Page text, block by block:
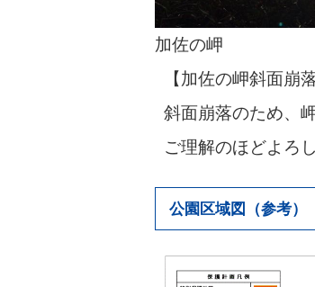
加佐の岬
【加佐の岬斜面崩
斜面崩落のため、
ご理解のほどよろ
公園区域図（参考）